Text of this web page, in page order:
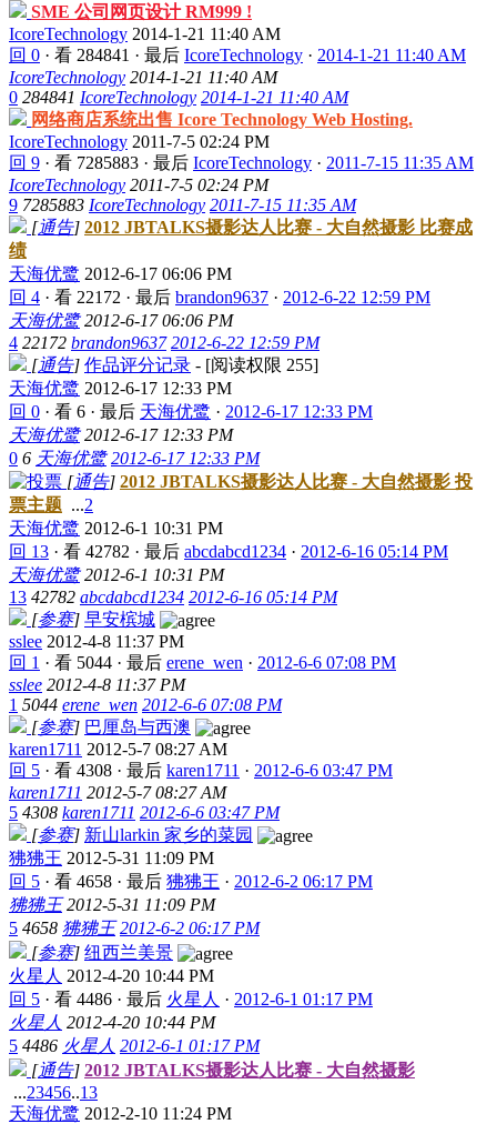
SME 公司网页设计 RM999 !
IcoreTechnology 2014-1-21 11:40 AM
回 0 · 看 284841 · 最后 IcoreTechnology · 2014-1-21 11:40 AM
IcoreTechnology 2014-1-21 11:40 AM
0 284841 IcoreTechnology 2014-1-21 11:40 AM
网络商店系统出售 Icore Technology Web Hosting.
IcoreTechnology 2011-7-5 02:24 PM
回 9 · 看 7285883 · 最后 IcoreTechnology · 2011-7-15 11:35 AM
IcoreTechnology 2011-7-5 02:24 PM
9 7285883 IcoreTechnology 2011-7-15 11:35 AM
[通告] 2012 JBTALKS摄影达人比赛 - 大自然摄影 比赛成
绩
天海优鹭 2012-6-17 06:06 PM
回 4 · 看 22172 · 最后 brandon9637 · 2012-6-22 12:59 PM
天海优鹭 2012-6-17 06:06 PM
4 22172 brandon9637 2012-6-22 12:59 PM
[通告] 作品评分记录 - [阅读权限 255]
天海优鹭 2012-6-17 12:33 PM
回 0 · 看 6 · 最后 天海优鹭 · 2012-6-17 12:33 PM
天海优鹭 2012-6-17 12:33 PM
0 6 天海优鹭 2012-6-17 12:33 PM
[通告] 2012 JBTALKS摄影达人比赛 - 大自然摄影 投
票主题 ...2
天海优鹭 2012-6-1 10:31 PM
回 13 · 看 42782 · 最后 abcdabcd1234 · 2012-6-16 05:14 PM
天海优鹭 2012-6-1 10:31 PM
13 42782 abcdabcd1234 2012-6-16 05:14 PM
[参赛] 早安槟城
sslee 2012-4-8 11:37 PM
回 1 · 看 5044 · 最后 erene_wen · 2012-6-6 07:08 PM
sslee 2012-4-8 11:37 PM
1 5044 erene_wen 2012-6-6 07:08 PM
[参赛] 巴厘岛与西澳
karen1711 2012-5-7 08:27 AM
回 5 · 看 4308 · 最后 karen1711 · 2012-6-6 03:47 PM
karen1711 2012-5-7 08:27 AM
5 4308 karen1711 2012-6-6 03:47 PM
[参赛] 新山larkin 家乡的菜园
狒狒王 2012-5-31 11:09 PM
回 5 · 看 4658 · 最后 狒狒王 · 2012-6-2 06:17 PM
狒狒王 2012-5-31 11:09 PM
5 4658 狒狒王 2012-6-2 06:17 PM
[参赛] 纽西兰美景
火星人 2012-4-20 10:44 PM
回 5 · 看 4486 · 最后 火星人 · 2012-6-1 01:17 PM
火星人 2012-4-20 10:44 PM
5 4486 火星人 2012-6-1 01:17 PM
[通告] 2012 JBTALKS摄影达人比赛 - 大自然摄影
...23456..13
天海优鹭 2012-2-10 11:24 PM